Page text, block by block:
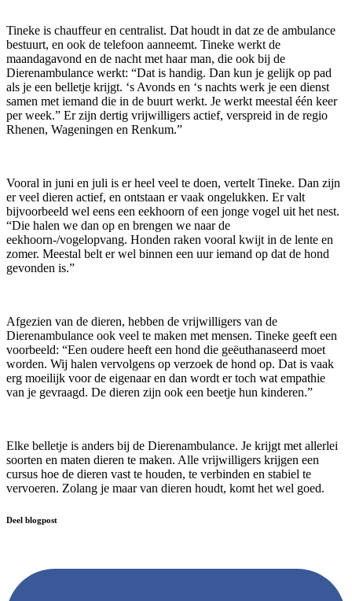
Tineke is chauffeur en centralist. Dat houdt in dat ze de ambulance
bestuurt, en ook de telefoon aanneemt. Tineke werkt de
maandagavond en de nacht met haar man, die ook bij de
Dierenambulance werkt: “Dat is handig. Dan kun je gelijk op pad
als je een belletje krijgt. ‘s Avonds en ‘s nachts werk je een dienst
samen met iemand die in de buurt werkt. Je werkt meestal één keer
per week.” Er zijn dertig vrijwilligers actief, verspreid in de regio
Rhenen, Wageningen en Renkum.”
Vooral in juni en juli is er heel veel te doen, vertelt Tineke. Dan zijn
er veel dieren actief, en ontstaan er vaak ongelukken. Er valt
bijvoorbeeld wel eens een eekhoorn of een jonge vogel uit het nest.
“Die halen we dan op en brengen we naar de
eekhoorn-/vogelopvang. Honden raken vooral kwijt in de lente en
zomer. Meestal belt er wel binnen een uur iemand op dat de hond
gevonden is.”
Afgezien van de dieren, hebben de vrijwilligers van de
Dierenambulance ook veel te maken met mensen. Tineke geeft een
voorbeeld: “Een oudere heeft een hond die geëuthanaseerd moet
worden. Wij halen vervolgens op verzoek de hond op. Dat is vaak
erg moeilijk voor de eigenaar en dan wordt er toch wat empathie
van je gevraagd. De dieren zijn ook een beetje hun kinderen.”
Elke belletje is anders bij de Dierenambulance. Je krijgt met allerlei
soorten en maten dieren te maken. Alle vrijwilligers krijgen een
cursus hoe de dieren vast te houden, te verbinden en stabiel te
vervoeren. Zolang je maar van dieren houdt, komt het wel goed.
Deel blogpost